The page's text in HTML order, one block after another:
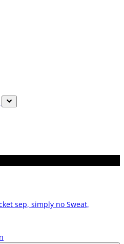
sep, simply no Sweat,